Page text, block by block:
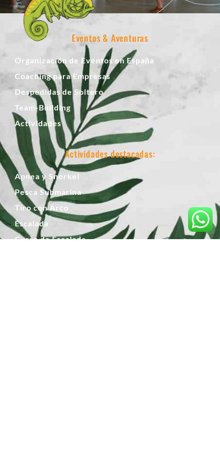
Eventos & Aventuras
Organización de Eventos en España
Coaching para Empresas
Despedidas de Soltero
Team-Building
Actividades
Actividades destacadas:
Apnea y Snorkel
Pesca Submarina
Tiro con Arco
Escalada
Curso de Escalada